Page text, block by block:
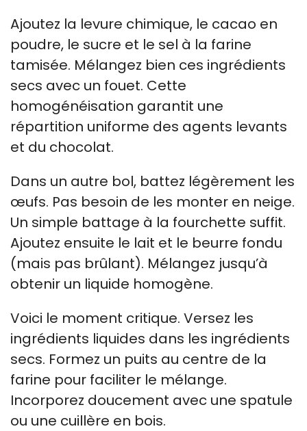
Ajoutez la levure chimique, le cacao en
poudre, le sucre et le sel à la farine
tamisée. Mélangez bien ces ingrédients
secs avec un fouet. Cette
homogénéisation garantit une
répartition uniforme des agents levants
et du chocolat.
Dans un autre bol, battez légèrement les
œufs. Pas besoin de les monter en neige.
Un simple battage à la fourchette suffit.
Ajoutez ensuite le lait et le beurre fondu
(mais pas brûlant). Mélangez jusqu’à
obtenir un liquide homogène.
Voici le moment critique. Versez les
ingrédients liquides dans les ingrédients
secs. Formez un puits au centre de la
farine pour faciliter le mélange.
Incorporez doucement avec une spatule
ou une cuillère en bois.